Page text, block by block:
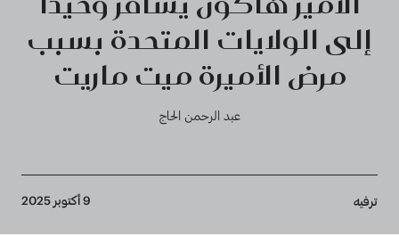
إلى الولايات المتحدة بسبب
مرض الأميرة ميت ماريت
عبد الرحمن الحاج
Breadcrumb
ترفيه 9 أكتوبر 2025